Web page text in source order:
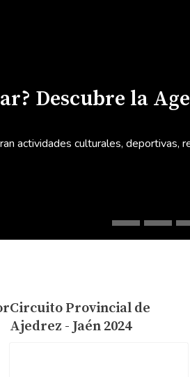
Descubre la
actividades culturales, deportivas,
Circuito Provincial de
Ajedrez - Jaén 2024